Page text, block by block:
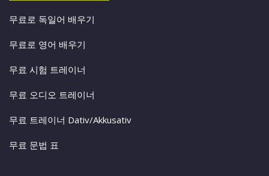
무료로 독일어 배우기
무료로 영어 배우기
무료 시험 트레이너
무료 오디오 트레이너
무료 트레이너 Dativ/Akkusativ
무료 문법 표